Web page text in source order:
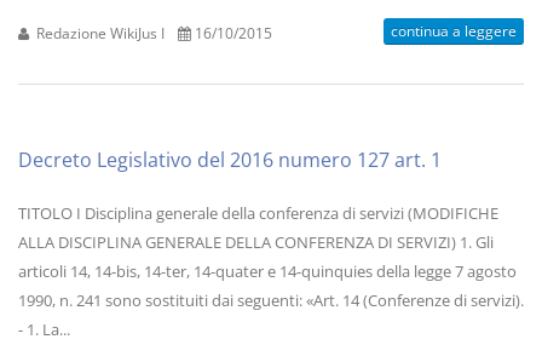
Redazione WikiJus I 16/10/2015 continua a leggere
Decreto Legislativo del 2016 numero 127 art. 1
TITOLO I Disciplina generale della conferenza di servizi (MODIFICHE
ALLA DISCIPLINA GENERALE DELLA CONFERENZA DI SERVIZI) 1. Gli
articoli 14, 14-bis, 14-ter, 14-quater e 14-quinquies della legge 7 agosto
1990, n. 241 sono sostituiti dai seguenti: «Art. 14 (Conferenze di servizi).
- 1. La...